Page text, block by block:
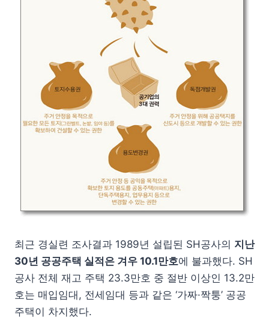
최근 경실련 조사결과 1989년 설립된 SH공사의 지난
30년 공공주택 실적은 겨우 10.1만호에 불과했다. SH
공사 전체 재고 주택 23.3만호 중 절반 이상인 13.2만
호는 매입임대, 전세임대 등과 같은 ‘가짜·짝퉁’ 공공
주택이 차지했다.